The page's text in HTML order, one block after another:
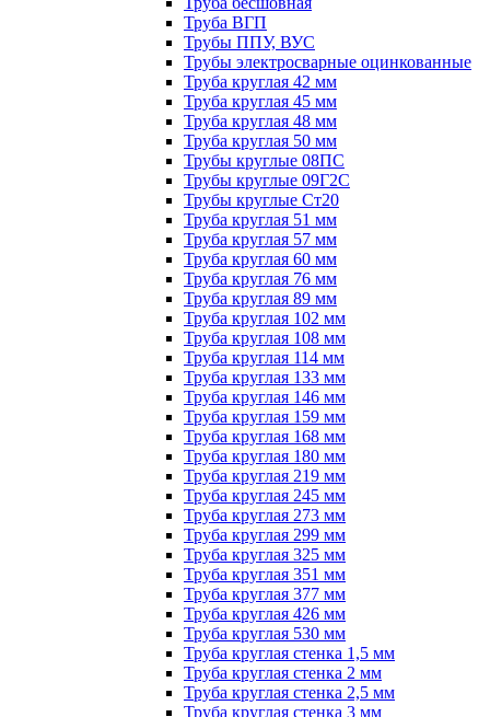
Труба ВГП
Трубы ППУ, ВУС
Трубы электросварные оцинкованные
Труба круглая 42 мм
Труба круглая 45 мм
Труба круглая 48 мм
Труба круглая 50 мм
Трубы круглые 08ПС
Трубы круглые 09Г2С
Трубы круглые Ст20
Труба круглая 51 мм
Труба круглая 57 мм
Труба круглая 60 мм
Труба круглая 76 мм
Труба круглая 89 мм
Труба круглая 102 мм
Труба круглая 108 мм
Труба круглая 114 мм
Труба круглая 133 мм
Труба круглая 146 мм
Труба круглая 159 мм
Труба круглая 168 мм
Труба круглая 180 мм
Труба круглая 219 мм
Труба круглая 245 мм
Труба круглая 273 мм
Труба круглая 299 мм
Труба круглая 325 мм
Труба круглая 351 мм
Труба круглая 377 мм
Труба круглая 426 мм
Труба круглая 530 мм
Труба круглая стенка 1,5 мм
Труба круглая стенка 2 мм
Труба круглая стенка 2,5 мм
Труба круглая стенка 3 мм